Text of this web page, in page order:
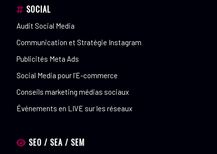
SOCIAL
Audit Social Media
Communication et Stratégie Instagram
Publicités Meta Ads
Social Media pour l’E-commerce
Conseils marketing médias sociaux
Événements en LIVE sur les réseaux
SEO / SEA / SEM